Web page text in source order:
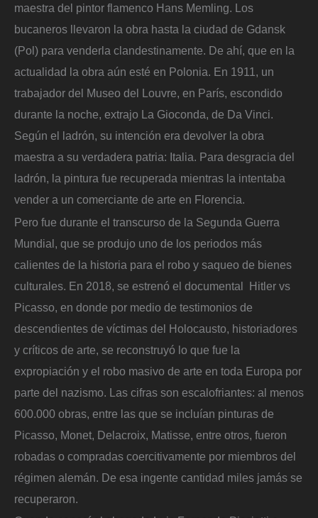
maestra del pintor flamenco Hans Memling. Los
bucaneros llevaron la obra hasta la ciudad de Gdansk
(Pol) para venderla clandestinamente. De ahí, que en la
actualidad la obra aún esté en Polonia. En 1911, un
trabajador del Museo del Louvre, en París, escondido
durante la noche, extrajo La Gioconda, de Da Vinci.
Según el ladrón, su intención era devolver la obra
maestra a su verdadera patria: Italia. Para desgracia del
ladrón, la pintura fue recuperada mientras la intentaba
vender a un comerciante de arte en Florencia.
Pero fue durante el transcurso de la Segunda Guerra
Mundial, que se produjo uno de los periodos más
calientes de la historia para el robo y saqueo de bienes
culturales. En 2018, se estrenó el documental Hitler vs
Picasso, en donde por medio de testimonios de
descendientes de víctimas del Holocausto, historiadores
y críticos de arte, se reconstruyó lo que fue la
expropiación y el robo masivo de arte en toda Europa por
parte del nazismo. Las cifras son escalofriantes: al menos
600.000 obras, entre las que se incluían pinturas de
Picasso, Monet, Delacroix, Matisse, entre otros, fueron
robadas o compradas coercitivamente por miembros del
régimen alemán. De esa ingente cantidad miles jamás se
recuperaron.